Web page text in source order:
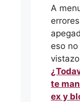
A
eso
te
ex y